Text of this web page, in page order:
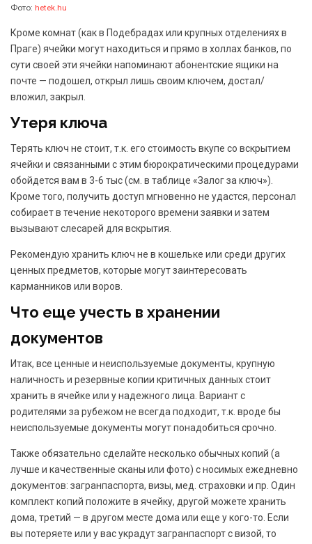
Фото: hetek.hu
Кроме комнат (как в Подебрадах или крупных отделениях в
Праге) ячейки могут находиться и прямо в холлах банков, по
сути своей эти ячейки напоминают абонентские ящики на
почте — подошел, открыл лишь своим ключем, достал/
вложил, закрыл.
Утеря ключа
Терять ключ не стоит, т.к. его стоимость вкупе со вскрытием
ячейки и связанными с этим бюрократическими процедурами
обойдется вам в 3-6 тыс (см. в таблице «Залог за ключ»).
Кроме того, получить доступ мгновенно не удастся, персонал
собирает в течение некоторого времени заявки и затем
вызывают слесарей для вскрытия.
Рекомендую хранить ключ не в кошельке или среди других
ценных предметов, которые могут заинтересовать
карманников или воров.
Что еще учесть в хранении
документов
Итак, все ценные и неиспользуемые документы, крупную
наличность и резервные копии критичных данных стоит
хранить в ячейке или у надежного лица. Вариант с
родителями за рубежом не всегда подходит, т.к. вроде бы
неиспользуемые документы могут понадобиться срочно.
Также обязательно сделайте несколько обычных копий (а
лучше и качественные сканы или фото) с носимых ежедневно
документов: загранпаспорта, визы, мед. страховки и пр. Один
комплект копий положите в ячейку, другой можете хранить
дома, третий — в другом месте дома или еще у кого-то. Если
вы потеряете или у вас украдут загранпаспорт с визой, то